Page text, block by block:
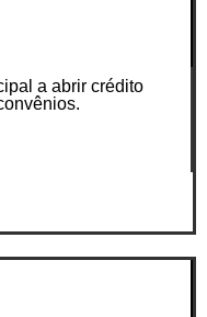
a abrir crédito